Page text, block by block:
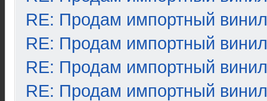
RE: Продам импортный винил
RE: Продам импортный винил
RE: Продам импортный винил
RE: Продам импортный винил